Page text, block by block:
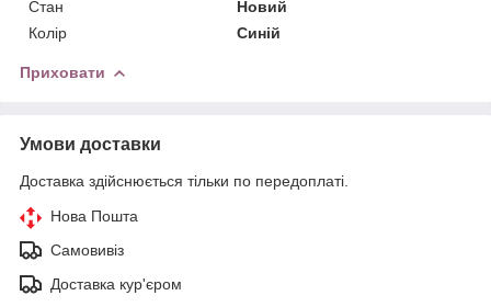
Стан
Новий
Колір
Синій
Приховати
Умови доставки
Доставка здійснюється тільки по передоплаті.
Нова Пошта
Самовивіз
Доставка кур'єром